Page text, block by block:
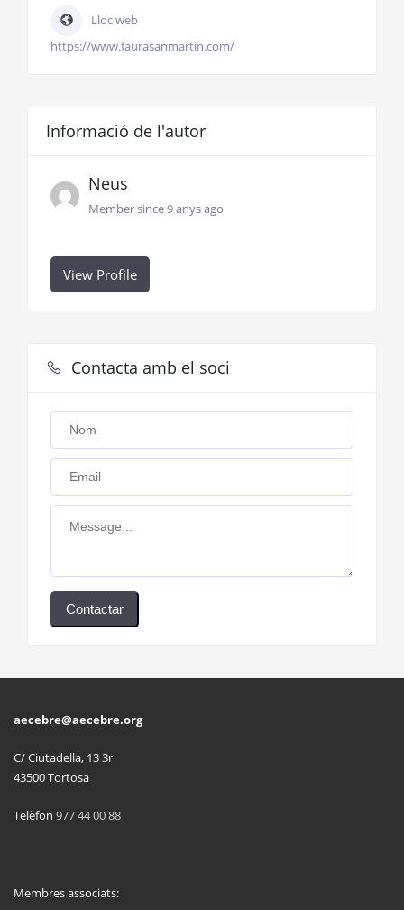
Lloc web
https://www.faurasanmartin.com/
Informació de l'autor
Neus
Member since 9 anys ago
View Profile
Contacta amb el soci
Contactar
aecebre@aecebre.org
C/ Ciutadella, 13 3r
43500 Tortosa
Telèfon 977 44 00 88
Membres associats: